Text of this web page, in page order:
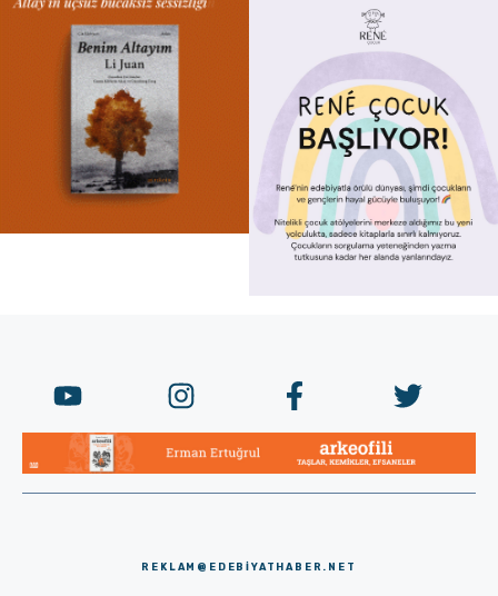
REKLAM@EDEBIYATHABER.NET